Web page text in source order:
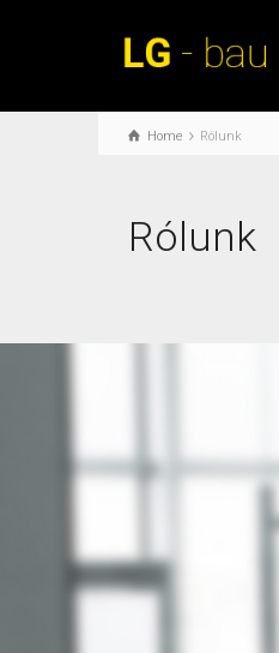
Home Rólunk
Rólunk